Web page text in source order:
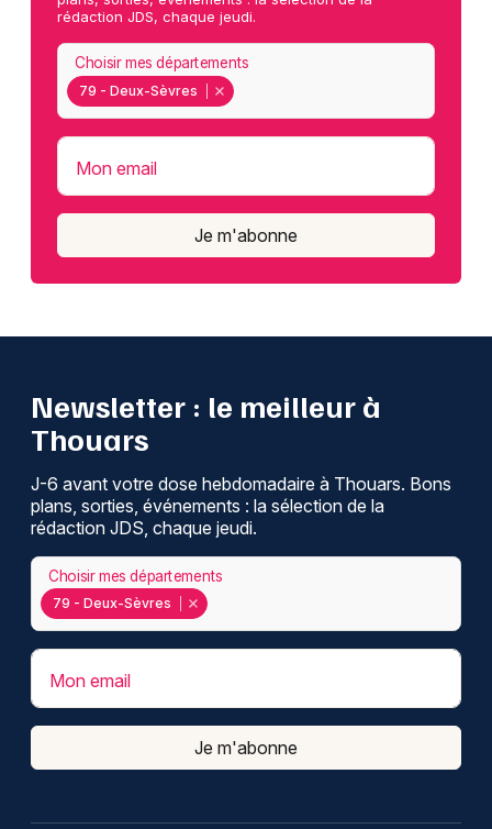
rédaction JDS, chaque jeudi.
79 - Deux-Sèvres
Choisir mes départements
Mon email
Je m'abonne
Newsletter : le meilleur à
Thouars
J-6 avant votre dose hebdomadaire à Thouars. Bons
plans, sorties, événements : la sélection de la
rédaction JDS, chaque jeudi.
79 - Deux-Sèvres
Choisir mes départements
Mon email
Je m'abonne